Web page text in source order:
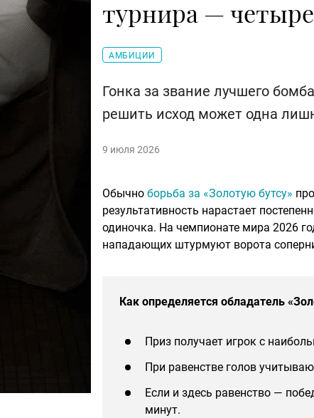
турнира —
АМБИЦИИ
Гонка за звание лучшего
решить исход может одна
9 июля 2026
Обычно борьба за «Золотую бутсу»
результативность нарастает
одиночка. На чемпионате мира 2026
нападающих штурмуют ворота
Как определяется обладатель
Приз получает игрок с
При равенстве голов
Если и здесь равенство —
минут.